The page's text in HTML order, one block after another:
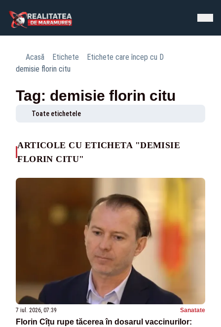
Acasă Etichete
Etichete care încep cu D
demisie florin citu
Tag: demisie florin citu
Toate etichetele
ARTICOLE CU ETICHETA "DEMISIE
FLORIN CITU"
7 iul. 2026, 07:39 Sanatate
Florin Cîțu rupe tăcerea în dosarul vaccinurilor: